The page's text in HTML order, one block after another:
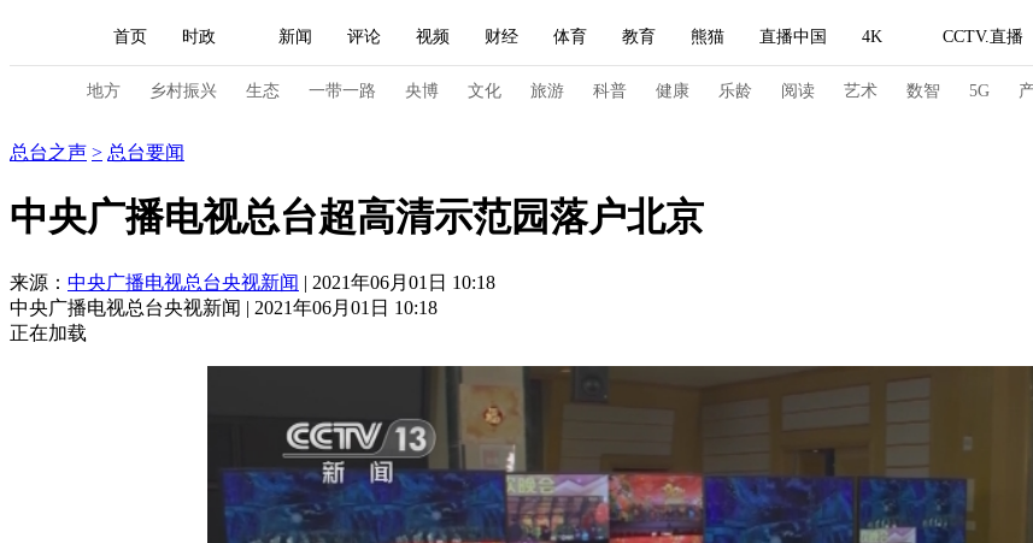
首页 时政 新闻 评论 视频 财经 体育 教育 熊猫 直播中国 4K CCTV.直播
人民领袖习近平 中国领导人 央视快评 习式妙语 热解读 天天学习
直播 栏目大全 节目单 听音 微视频 主持人 下载央视影音
海外频道 iPanda English Монгол
地方 乡村振兴 生态 一带一路 央博 文化 旅游 科普 健康 乐龄 阅读 艺术 数智 5G
新闻 国内 国际 评论 经济 军事
人民领袖习近平 联播+ 热解读
熊猫频道
比划 快看 蓝海中国
直播 竞猜 2026年世界杯 2026年冬奥会 CBA NBA 中超 国足 国际足球
CCTV奥林匹克频道 生活体育大会 体育江湖 文化体育 冰雪道路 足球道路
总台之声 > 总台要闻
中央广播电视总台超高清示范园落户北京
来源： 中央广播电视总台央视新闻 | 2021年06月01日 10:18
中央广播电视总台央视新闻 | 2021年06月01日 10:18
正在加载